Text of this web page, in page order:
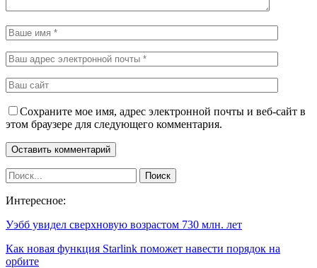
Сохраните мое имя, адрес электронной почты и веб-сайт в
этом браузере для следующего комментария.
Интересное:
Уэбб увидел сверхновую возрастом 730 млн. лет
Как новая функция Starlink поможет навести порядок на
орбите